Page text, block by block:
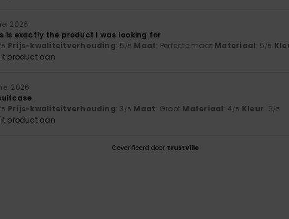
2026
is exactly the product I was looking for
Prijs-kwaliteitverhouding: 5 /5 Maat: Perfecte maat Materiaal: 5/5
product aan
2026
Prijs-kwaliteitverhouding: 3 /5 Maat: Groot Materiaal: 4/5 Kleur: 5/5
product aan
Geverifieerd door TrustVille